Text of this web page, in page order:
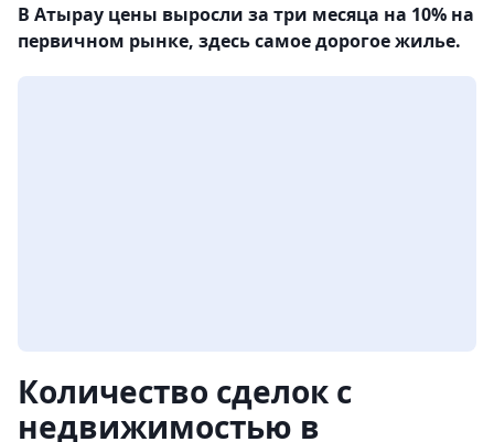
В Атырау цены выросли за три месяца на 10% на
первичном рынке, здесь самое дорогое жилье.
Количество сделок с
недвижимостью в